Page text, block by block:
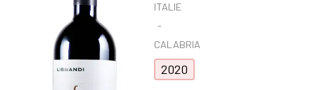
ITALIE
CALABRIA
2020